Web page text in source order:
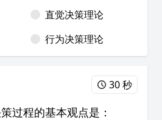
直觉决策理论
行为决策理论
30 秒
过程的基本观点是：